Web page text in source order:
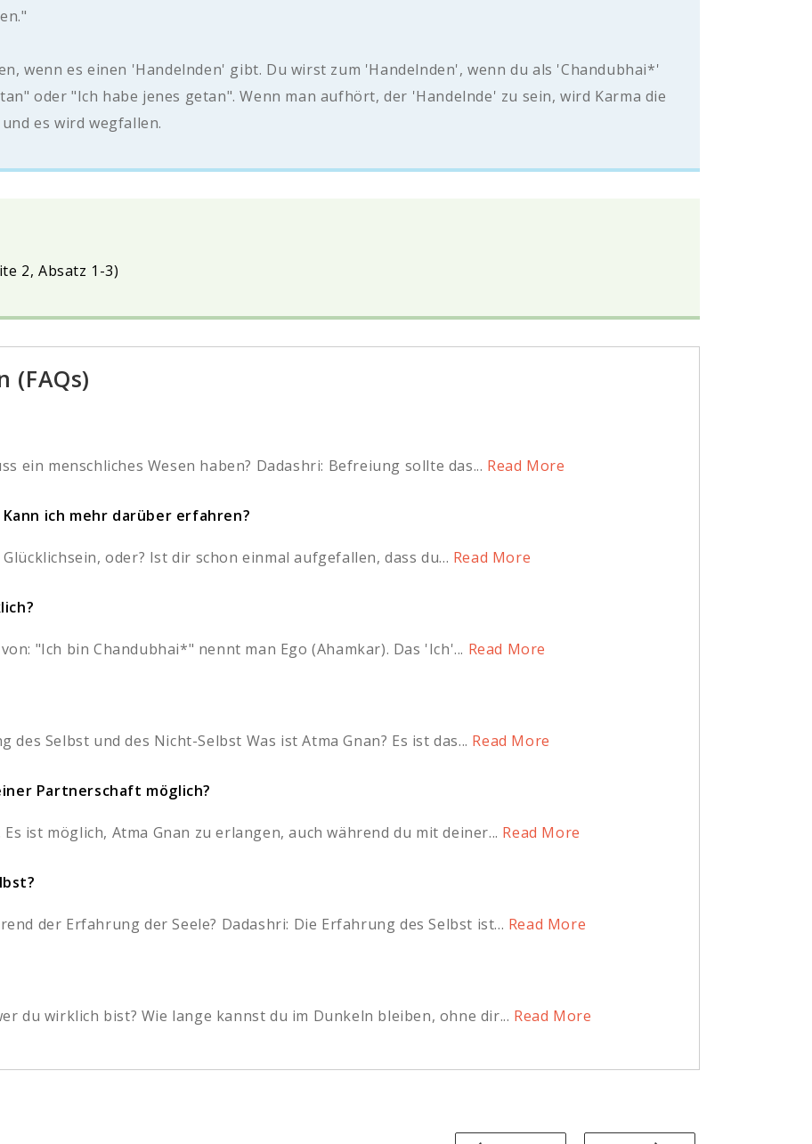
wenn es einen 'Handelnden' gibt. Du wirst zum 'Handelnden', wenn du als 'Chandubhai*'
oder "Ich habe jenes getan". Wenn man aufhört, der 'Handelnde' zu sein, wird Karma die
es wird wegfallen.
2, Absatz 1-3)
(FAQs)
ein menschliches Wesen haben? Dadashri: Befreiung sollte das... Read More
ich mehr darüber erfahren?
oder? Ist dir schon einmal aufgefallen, dass du... Read More
"Ich bin Chandubhai*" nennt man Ego (Ahamkar). Das 'Ich'... Read More
des Selbst und des Nicht-Selbst Was ist Atma Gnan? Es ist das... Read More
Partnerschaft möglich?
ist möglich, Atma Gnan zu erlangen, auch während du mit deiner... Read More
der Erfahrung der Seele? Dadashri: Die Erfahrung des Selbst ist... Read More
du wirklich bist? Wie lange kannst du im Dunkeln bleiben, ohne dir... Read More